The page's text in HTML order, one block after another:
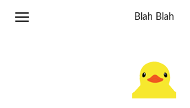
Blah Blah